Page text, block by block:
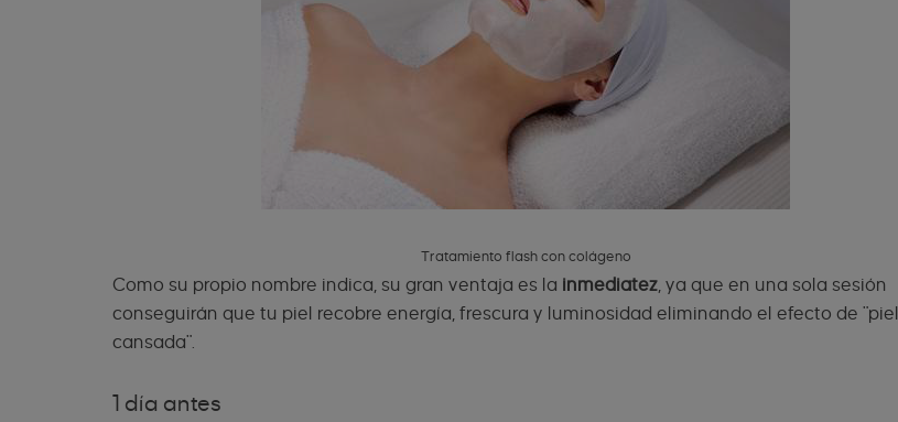
Tratamiento flash con colágeno
Como su propio nombre indica, su gran ventaja es la inmediatez, ya que en una sola sesión
conseguirán que tu piel recobre energía, frescura y luminosidad eliminando el efecto de "piel
cansada".
1 día antes